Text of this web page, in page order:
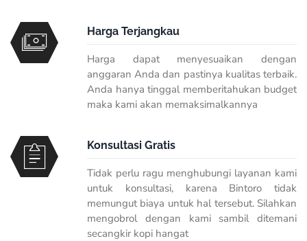
Harga Terjangkau
Harga dapat menyesuaikan dengan
anggaran Anda dan pastinya kualitas terbaik.
Anda hanya tinggal memberitahukan budget
maka kami akan memaksimalkannya
Konsultasi Gratis
Tidak perlu ragu menghubungi layanan kami
untuk konsultasi, karena Bintoro tidak
memungut biaya untuk hal tersebut. Silahkan
mengobrol dengan kami sambil ditemani
secangkir kopi hangat